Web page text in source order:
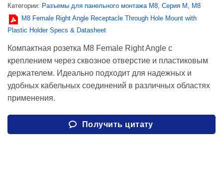
Категории: Разъемы для панельного монтажа M8, Серия М , M8
M8 Female Right Angle Receptacle Through Hole Mount with
Plastic Holder Specs & Datasheet
Компактная розетка M8 Female Right Angle с
креплением через сквозное отверстие и пластиковым
держателем. Идеально подходит для надежных и
удобных кабельных соединений в различных областях
применения.
Получить цитату